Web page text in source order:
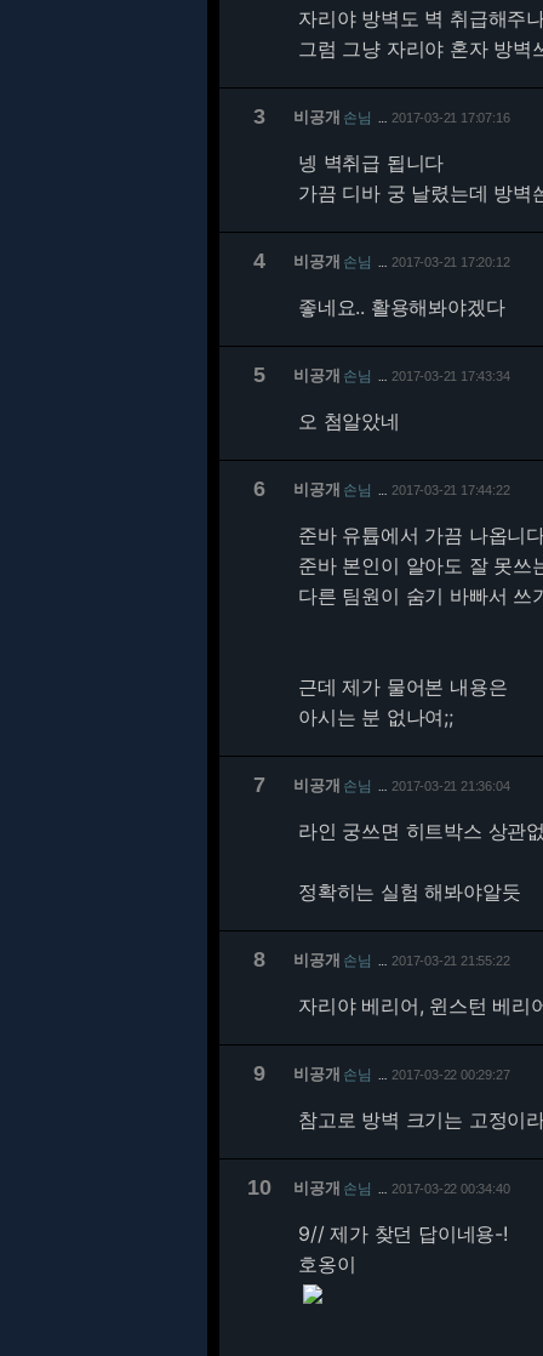
자리야 방벽도 벽 취급해주
그럼 그냥 자리야 혼자 방벽
3 비공개 손님 2017-03-21 17:07:16
넹 벽취급 됩니다
가끔 디바 궁 날렸는데 방벽
4 비공개 손님 2017-03-21 17:20:12
좋네요.. 활용해봐야겠다
5 비공개 손님 2017-03-21 17:43:34
오 첨알았네
6 비공개 손님 2017-03-21 17:44:22
준바 유튭에서 가끔 나옵니
준바 본인이 알아도 잘 못쓰
다른 팀원이 숨기 바빠서 쓰
근데 제가 물어본 내용은
아시는 분 없나여;;
7 비공개 손님 2017-03-21 21:36:04
라인 궁쓰면 히트박스 상관
정확히는 실험 해봐야알듯
8 비공개 손님 2017-03-21 21:55:22
자리야 베리어, 윈스턴 베리
9 비공개 손님 2017-03-22 00:29:27
참고로 방벽 크기는 고정이
10 비공개 손님 2017-03-22 00:34:40
9// 제가 찾던 답이네용-!
호옹이